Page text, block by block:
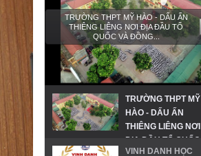
TRƯỜNG THPT MỸ HÀO - DẤU ẤN
THIÊNG LIÊNG NƠI ĐỊA ĐẦU TỔ
QUỐC VÀ ĐỒNG...
TRƯỜNG THPT MỸ
HÀO - DẤU ẤN
THIÊNG LIÊNG NƠI
ĐỊA ĐẦU TỔ QUỐC
VÀ ĐỒNG HÀNH
VINH DANH HỌC